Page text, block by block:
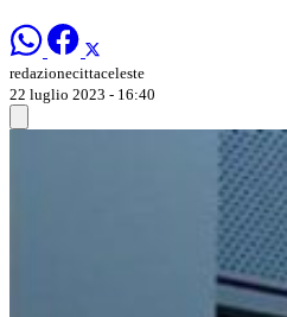
redazionecittaceleste
22 luglio 2023 - 16:40